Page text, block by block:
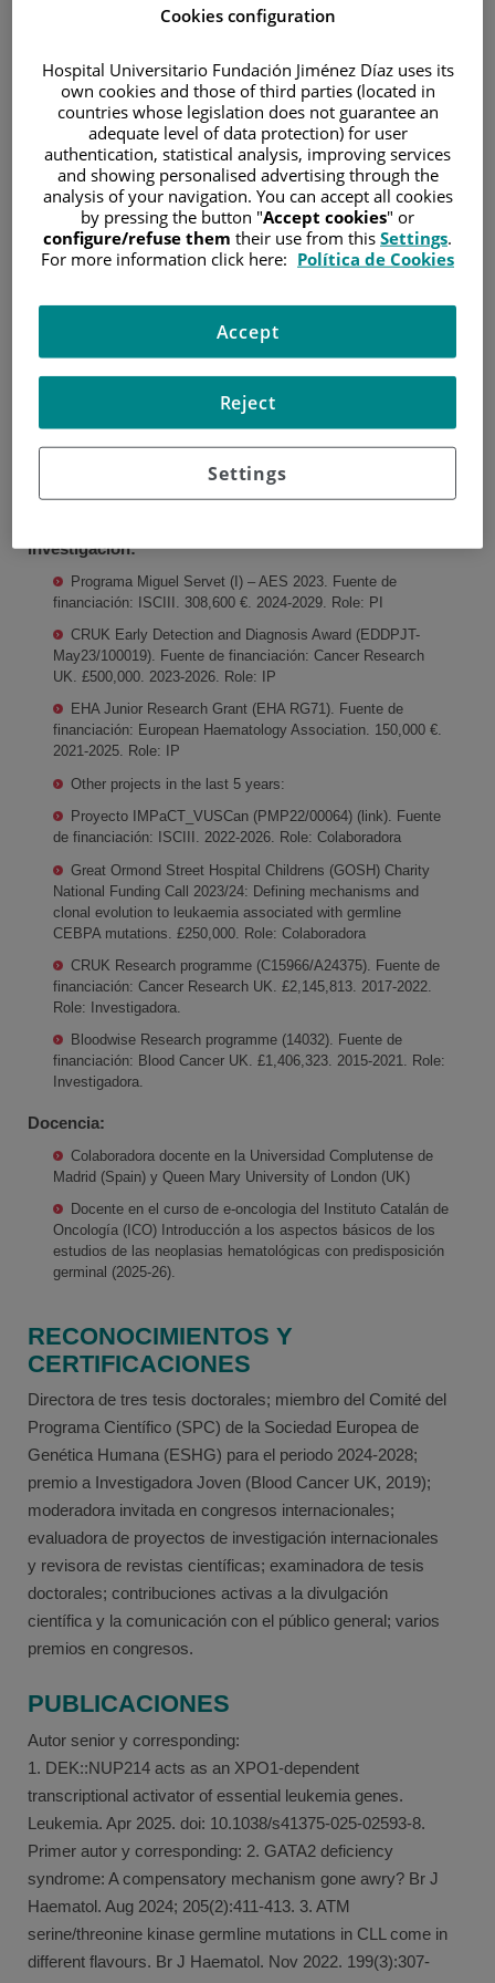
de Madrid (2008-09)
(2006-09)
Licenciada en Biología, Universidad de Salamanca (2003-
EXPERIENCIA
Sep 2023 – Mar 2024. Lecturer y Jefa de Grupo, Centre for
Haemato-Oncology, Barts Cancer Institute (BCI), Queen Mary
University of London (QMUL) (London, United Kingdom (UK))
Aug 2015 – Oct 2017. Investigadora postdoctoral, Blizard
Institute, QMUL (London, UK)
Sept 2009 - Jan 2015. Estudiante de doctorado, Grupo de
Citogenética, CNIO (Madrid, Spain).
Investigación:
Programa Miguel Servet (I) – AES 2023. Fuente de
financiación: ISCIII. 308,600 €. 2024-2029. Role: PI
CRUK Early Detection and Diagnosis Award (EDDPJT-
May23/100019). Fuente de financiación: Cancer Research
UK. £500,000. 2023-2026. Role: IP
EHA Junior Research Grant (EHA RG71). Fuente de
financiación: European Haematology Association. 150,000 €.
2021-2025. Role: IP
Other projects in the last 5 years:
Proyecto IMPaCT_VUSCan (PMP22/00064) (link). Fuente
de financiación: ISCIII. 2022-2026. Role: Colaboradora
Great Ormond Street Hospital Childrens (GOSH) Charity
National Funding Call 2023/24: Defining mechanisms and
clonal evolution to leukaemia associated with germline
CEBPA mutations. £250,000. Role: Colaboradora
CRUK Research programme (C15966/A24375). Fuente de
financiación: Cancer Research UK. £2,145,813. 2017-2022.
Role: Investigadora.
Bloodwise Research programme (14032). Fuente de
financiación: Blood Cancer UK. £1,406,323. 2015-2021. Role:
Investigadora.
Docencia:
Colaboradora docente en la Universidad Complutense de
Madrid (Spain) y Queen Mary University of London (UK)
Docente en el curso de e-oncologia del Instituto Catalán de
Oncología (ICO) Introducción a los aspectos básicos de los
estudios de las neoplasias hematológicas con predisposición
germinal (2025-26).
RECONOCIMIENTOS Y
CERTIFICACIONES
Directora de tres tesis doctorales; miembro del Comité del
Programa Científico (SPC) de la Sociedad Europea de
Genética Humana (ESHG) para el periodo 2024-2028;
premio a Investigadora Joven (Blood Cancer UK, 2019);
moderadora invitada en congresos internacionales;
evaluadora de proyectos de investigación internacionales
y revisora de revistas científicas; examinadora de tesis
doctorales; contribuciones activas a la divulgación
científica y la comunicación con el público general; varios
premios en congresos.
PUBLICACIONES
Autor senior y corresponding:
1. DEK::NUP214 acts as an XPO1-dependent
transcriptional activator of essential leukemia genes.
Leukemia. Apr 2025. doi: 10.1038/s41375-025-02593-8.
Primer autor y corresponding: 2. GATA2 deficiency
syndrome: A compensatory mechanism gone awry? Br J
Haematol. Aug 2024; 205(2):411-413. 3. ATM
serine/threonine kinase germline mutations in CLL come in
different flavours. Br J Haematol. Nov 2022. 199(3):307-
Cookies configuration
Hospital Universitario Fundación Jiménez Díaz uses its
own cookies and those of third parties (located in
countries whose legislation does not guarantee an
adequate level of data protection) for user
authentication, statistical analysis, improving services
and showing personalised advertising through the
analysis of your navigation. You can accept all cookies
by pressing the button "Accept cookies" or
configure/refuse them their use from this Settings.
For more information click here: Política de Cookies
Settings
Reject
Accept